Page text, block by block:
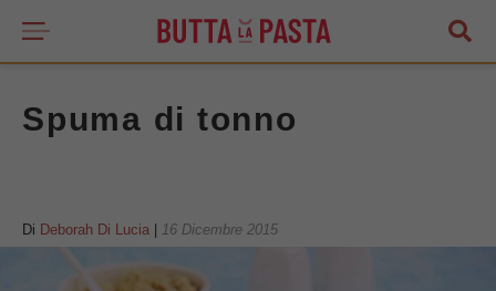
Spuma di tonno
Di Deborah Di Lucia 16 Dicembre 2015